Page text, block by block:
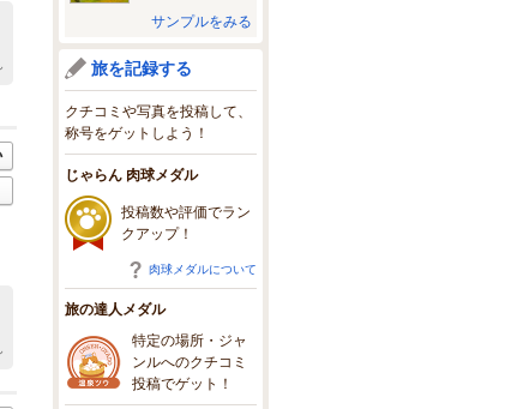
サンプルをみる
旅を記録する
クチコミや写真を投稿して、
称号をゲットしよう！
じゃらん 肉球メダル
投稿数や評価でラン
クアップ！
肉球メダルについて
旅の達人メダル
特定の場所・ジャ
ンルへのクチコミ
投稿でゲット！